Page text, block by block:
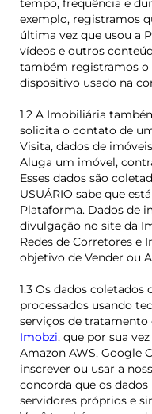
tempo, frequência e
exemplo, registramos
última vez que usou a
vídeos e outros
também registramos o
dispositivo usado na
1.2 A Imobiliária
solicita o contato de
Visita, dados de
Aluga um imóvel,
Esses dados são
USUÁRIO sabe que
Plataforma. Dados de
divulgação no site da
Redes de Corretores e
objetivo de Vender ou
1.3 Os dados coletados
processados usando
serviços de tratamento
Imobzi, que por sua
Amazon AWS, Google
inscrever ou usar a
concorda que os
servidores próprios e